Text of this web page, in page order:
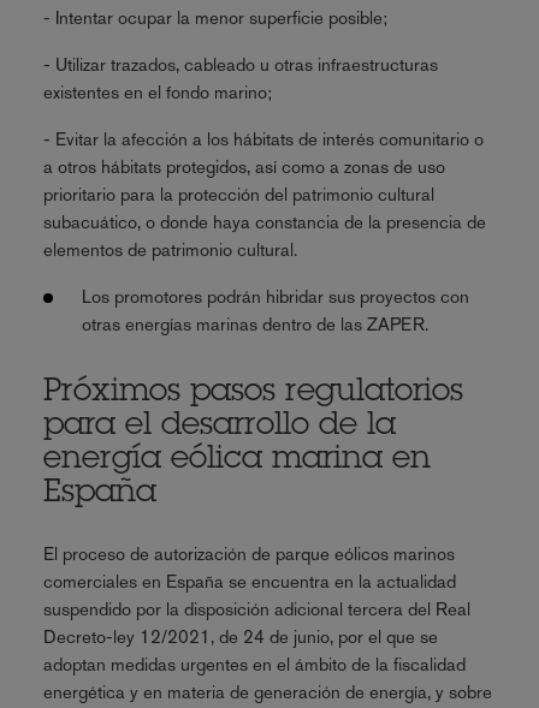
- Intentar ocupar la menor superficie posible;
- Utilizar trazados, cableado u otras infraestructuras
existentes en el fondo marino;
- Evitar la afección a los hábitats de interés comunitario o
a otros hábitats protegidos, así como a zonas de uso
prioritario para la protección del patrimonio cultural
subacuático, o donde haya constancia de la presencia de
elementos de patrimonio cultural.
Los promotores podrán hibridar sus proyectos con
otras energías marinas dentro de las ZAPER.
Próximos pasos regulatorios
para el desarrollo de la
energía eólica marina en
España
El proceso de autorización de parque eólicos marinos
comerciales en España se encuentra en la actualidad
suspendido por la disposición adicional tercera del Real
Decreto-ley 12/2021, de 24 de junio, por el que se
adoptan medidas urgentes en el ámbito de la fiscalidad
energética y en materia de generación de energía, y sobre